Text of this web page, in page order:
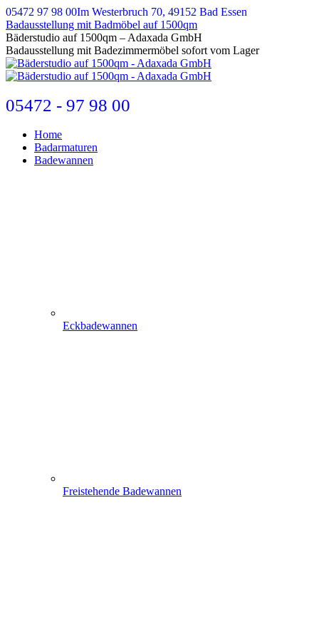
Zum
Inhalt
springen
05472 97 98 00Im Westerbruch 70, 49152 Bad Essen
Badausstellung mit Badmöbel auf 1500qm
E-
Mail
page
opens
new
window
Bäderstudio auf 1500qm – Adaxada GmbH
Badausstellung mit Badezimmermöbel sofort vom Lager
05472 - 97 98 00
Home
Badarmaturen
Badewannen
Eckbadewannen
Freistehende Badewannen